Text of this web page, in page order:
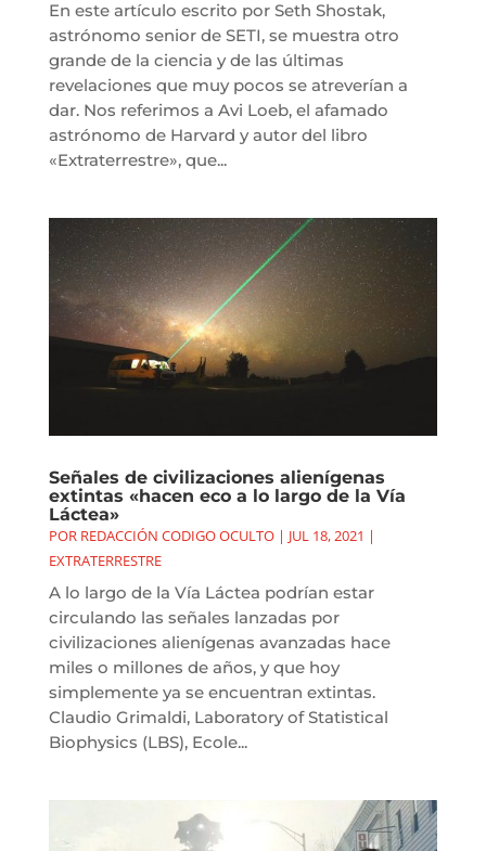
En este artículo escrito por Seth Shostak,
astrónomo senior de SETI, se muestra otro
grande de la ciencia y de las últimas
revelaciones que muy pocos se atreverían a
dar. Nos referimos a Avi Loeb, el afamado
astrónomo de Harvard y autor del libro
«Extraterrestre», que...
Señales de civilizaciones alienígenas
extintas «hacen eco a lo largo de la Vía
Láctea»
POR REDACCIÓN CODIGO OCULTO| JUL 18, 2021 |
EXTRATERRESTRE
A lo largo de la Vía Láctea podrían estar
circulando las señales lanzadas por
civilizaciones alienígenas avanzadas hace
miles o millones de años, y que hoy
simplemente ya se encuentran extintas.
Claudio Grimaldi, Laboratory of Statistical
Biophysics (LBS), Ecole...